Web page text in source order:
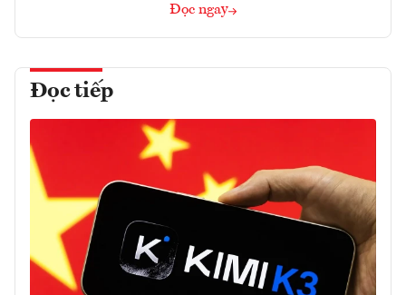
Đọc ngay
Đọc tiếp